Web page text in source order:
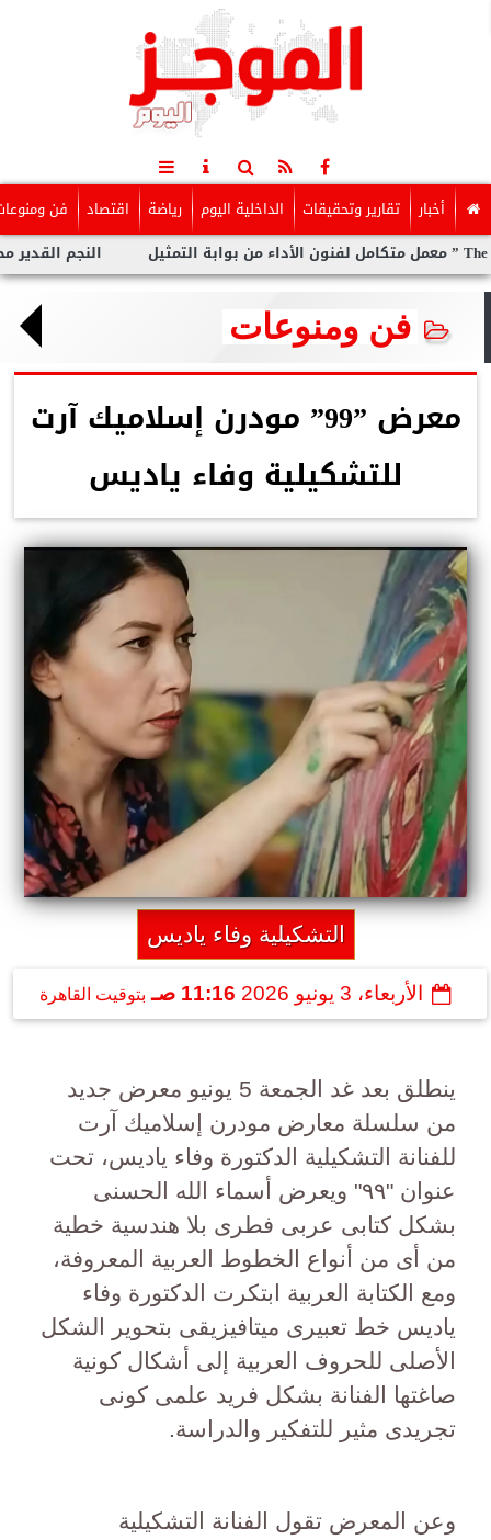
أخبار تقارير وتحقيقات الداخلية اليوم رياضة اقتصاد فن
النجم القدير محمد
فن ومنوعات
معرض ”99” مودرن إسلاميك آرت
للتشكيلية وفاء ياديس
التشكيلية وفاء ياديس
الأربعاء، 3 يونيو 2026 11:16 صـ بتوقيت القاهرة
ينطلق بعد غد الجمعة 5 يونيو معرض جديد
من سلسلة معارض مودرن إسلاميك آرت
للفنانة التشكيلية الدكتورة وفاء ياديس، تحت
عنوان "٩٩" ويعرض أسماء الله الحسنى
بشكل كتابى عربى فطرى بلا هندسية خطية
من أى من أنواع الخطوط العربية المعروفة،
ومع الكتابة العربية ابتكرت الدكتورة وفاء
ياديس خط تعبيرى ميتافيزيقى بتحوير الشكل
الأصلى للحروف العربية إلى أشكال كونية
صاغتها الفنانة بشكل فريد علمى كونى
تجريدى مثير للتفكير والدراسة.
وعن المعرض تقول الفنانة التشكيلية